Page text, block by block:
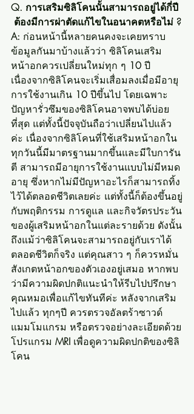
Q. การเสริมซิลิโคนนั้นสามารถอยู่ได้กี่ปี
ต้องมีการผ่าตัดแก้ไขในอนาคตหรือไม่ ?
A: ก่อนหน้านี้หลายคนคงจะเคยทราบ
ข้อมูลกันมาบ้างแล้วว่า ซิลิโคนเสริม
หน้าอกควรเปลี่ยนใหม่ทุก ๆ 10 ปี
เนื่องจากซิลิโคนจะเริ่มเสื่อมลงเมื่อมีอายุ
การใช้งานเกิน 10 ปีขึ้นไป โดยเฉพาะ
ปัญหารั่วซึมของซิลิโคนอาจพบได้บ่อย
ที่สุด แต่ทั้งนี้ปัจจุบันถือว่าเปลี่ยนไปแล้ว
ค่ะ เนื่องจากซิลิโคนที่ใช้เสริมหน้าอกใน
ทุกวันนี้มีมาตรฐานมากขึ้นและมีใบการัน
ตี สามารถมีอายุการใช้งานแบบไม่มีหมด
อายุ ซึ่งหากไม่มีปัญหาอะไรก็สามารถทิ้ง
ไว้ได้ตลอดชีวิตเลยค่ะ แต่ทั้งนี้ก็ต้องขึ้นอยู่
กับพฤติกรรม การดูแล และกิจวัตรประวัน
ของผู้เสริมหน้าอกในแต่ละรายด้วย ดังนั้น
ถึงแม้ว่าซิลิโคนจะสามารถอยู่กับเราได้
ตลอดชีวิตก็จริง แต่คุณสาว ๆ ก็ควรหมั่น
สังเกตหน้าอกของตัวเองอยู่เสมอ หากพบ
ว่ามีความผิดปกติแนะนำให้รีบไปปรึกษา
คุณหมอเพื่อแก้ไขทันทีค่ะ หลังจากเสริม
ไปแล้ว ทุกๆปี ควรตรวจอัลตร้าซาวด์
แมมโมแกรม หรือตรวจอย่างละเอียดด้วย
โปรแกรม MRI เพื่อดูความผิดปกติของซิลิ
โคน